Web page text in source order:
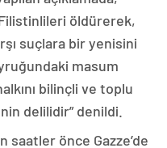
Filistinlileri öldürerek,
suçlara bir yenisini
masum
bilinçli ve toplu
delilidir” denildi.
saatler önce Gazze’de